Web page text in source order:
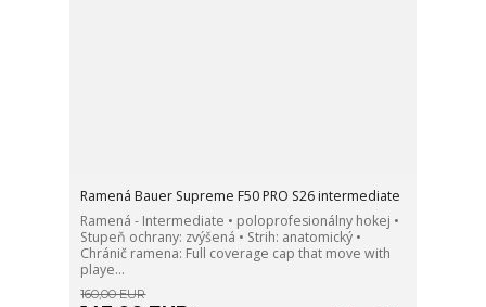
Ramená Bauer Supreme F50 PRO S26 intermediate
Ramená - Intermediate • poloprofesionálny hokej •
Stupeň ochrany: zvýšená • Strih: anatomický •
Chránič ramena: Full coverage cap that move with
playe...
160,00 EUR